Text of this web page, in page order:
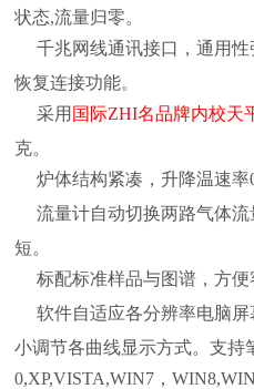
状态,流量归零。
千兆网线通讯接口，通用
恢复连接功能。
采用 国际ZHI名品牌内校天
克。
炉体结构紧凑，升降温速率
流量计自动切换两路气体
短。
标配标准样品与图谱，方便
软件自适应各分辨率电脑
小调节各曲线显示方式。支持
0,XP,VISTA,WIN7，